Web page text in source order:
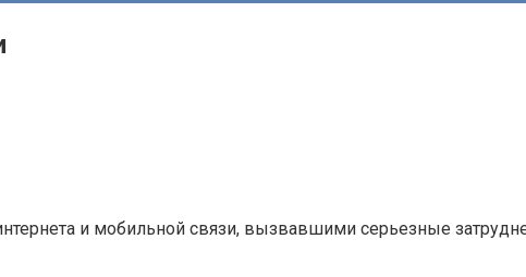
и мобильной связи, вызвавшими серьезные